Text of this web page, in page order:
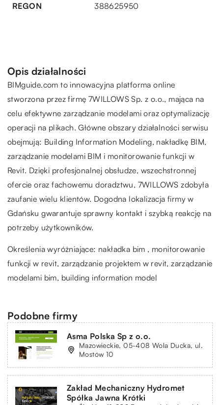
REGON 388625950
Opis działalności
BIMguide.com to innowacyjna platforma online
stworzona przez firmę 7WILLOWS Sp. z o.o., mająca na
celu efektywne zarządzanie modelami oraz optymalizację
operacji na plikach. Główne obszary działalności serwisu
obejmują: Building Information Modeling, nakładkę BIM,
zarządzanie modelami BIM i monitorowanie funkcji w
Revit. Dzięki profesjonalnej obsłudze, wszechstronnej
ofercie oraz fachowemu doradztwu, 7WILLOWS zdobyła
zaufanie wielu klientów. Dogodna lokalizacja firmy w
Gdańsku gwarantuje sprawny kontakt i szybką reakcję na
potrzeby użytkowników.
Określenia wyróżniające: nakładka bim , monitorowanie
funkcji w revit, zarządzanie projektem w revit, zarządzanie
modelami bim, building information model
Podobne firmy
Asma Polska Sp z o.o.
Mazowieckie, 05-408 Wola Ducka, ul.
Mostów 10
Zakład Mechaniczny Hydromet
Spółka Jawna Krótki